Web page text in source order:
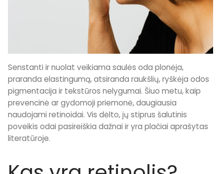
Senstanti ir nuolat veikiama saulės oda plonėja,
praranda elastingumą, atsiranda raukšlių, ryškėja odos
pigmentacija ir tekstūros nelygumai. Šiuo metu, kaip
prevencinė ar gydomoji priemonė, daugiausia
naudojami retinoidai. Vis dėlto, jų stiprus šalutinis
poveikis odai pasireiškia dažnai ir yra plačiai aprašytas
literatūroje.